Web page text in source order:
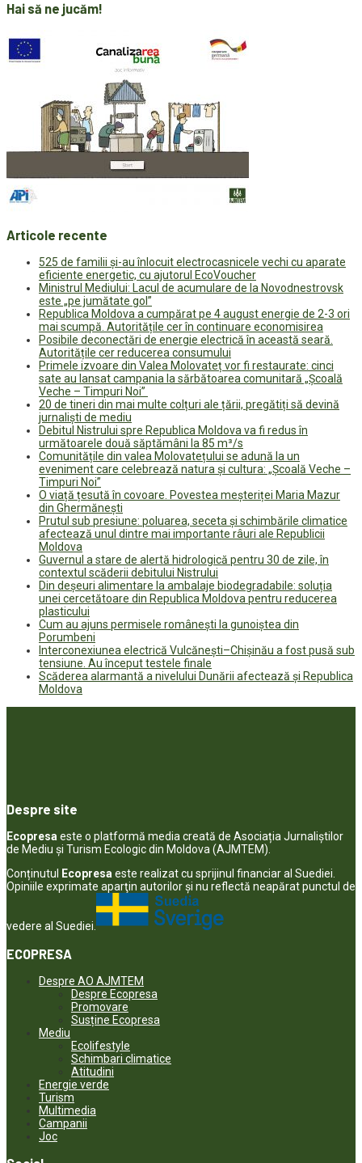
Hai să ne jucăm!
Articole recente
525 de familii și-au înlocuit electrocasnicele vechi cu aparate
eficiente energetic, cu ajutorul EcoVoucher
Ministrul Mediului: Lacul de acumulare de la Novodnestrovsk
este „pe jumătate gol”
Republica Moldova a cumpărat pe 4 august energie de 2-3 ori
mai scumpă. Autoritățile cer în continuare economisirea
Posibile deconectări de energie electrică în această seară.
Autoritățile cer reducerea consumului
Primele izvoare din Valea Molovateț vor fi restaurate: cinci
sate au lansat campania la sărbătoarea comunitară „Școală
Veche – Timpuri Noi”
20 de tineri din mai multe colțuri ale țării, pregătiți să devină
jurnaliști de mediu
Debitul Nistrului spre Republica Moldova va fi redus în
următoarele două săptămâni la 85 m³/s
Comunitățile din valea Molovatețului se adună la un
eveniment care celebrează natura și cultura: „Școală Veche –
Timpuri Noi”
O viață țesută în covoare. Povestea meșteriței Maria Mazur
din Ghermănești
Prutul sub presiune: poluarea, seceta și schimbările climatice
afectează unul dintre mai importante râuri ale Republicii
Moldova
Guvernul a stare de alertă hidrologică pentru 30 de zile, în
contextul scăderii debitului Nistrului
Din deșeuri alimentare la ambalaje biodegradabile: soluția
unei cercetătoare din Republica Moldova pentru reducerea
plasticului
Cum au ajuns permisele românești la gunoiștea din
Porumbeni
Interconexiunea electrică Vulcănești–Chișinău a fost pusă sub
tensiune. Au început testele finale
Scăderea alarmantă a nivelului Dunării afectează și Republica
Moldova
Despre site
Ecopresaeste o platformă media creată de Asociația Jurnaliștilor
de Mediu și Turism Ecologic din Moldova (AJMTEM).
Conținutul
Ecopresaeste realizat cu sprijinul financiar al Suediei.
Opiniile exprimate aparţin autorilor şi nu reflectă neapărat punctul de
vedere al Suediei.
ECOPRESA
Despre AO AJMTEM
Despre Ecopresa
Promovare
Susține Ecopresa
Mediu
Ecolifestyle
Schimbari climatice
Atitudini
Energie verde
Turism
Multimedia
Campanii
Joc